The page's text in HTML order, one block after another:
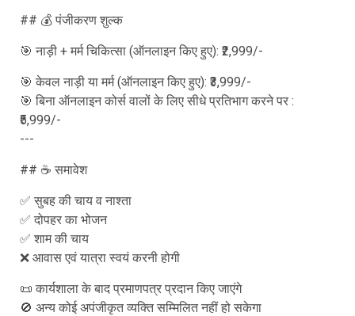
## 💰 पंजीकरण शुल्क
🎯 नाड़ी + मर्म चिकित्सा (ऑनलाइन किए हुए): ₹2,999/-
🎯 केवल नाड़ी या मर्म (ऑनलाइन किए हुए): ₹3,999/-
🎯 बिना ऑनलाइन कोर्स वालों के लिए सीधे प्रतिभाग करने पर :
₹5,999/-
---
## ☕ समावेश
✅ सुबह की चाय व नाश्ता
✅ दोपहर का भोजन
✅ शाम की चाय
❌ आवास एवं यात्रा स्वयं करनी होगी
📜 कार्यशाला के बाद प्रमाणपत्र प्रदान किए जाएंगे
🚫 अन्य कोई अपंजीकृत व्यक्ति सम्मिलित नहीं हो सकेगा